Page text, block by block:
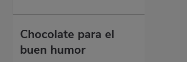
Chocolate para el
buen humor